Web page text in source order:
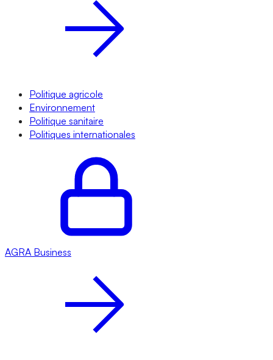
Politique agricole
Environnement
Politique sanitaire
Politiques internationales
AGRA Business